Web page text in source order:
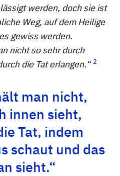
werden, doch sie ist
Weg, auf dem Heilige
gewiss werden.
nicht so sehr durch
die Tat erlangen.“ 2
man nicht,
innen sieht,
Tat, indem
schaut und das
sieht.“